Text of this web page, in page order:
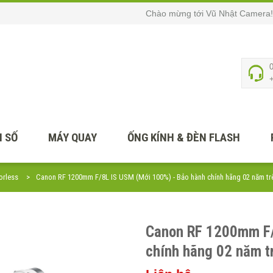
Chào mừng tới Vũ Nhật Camera!
SỐ MÁY QUAY ỐNG KÍNH & ĐÈN FLASH
Canon RF 1200mm F/8L IS USM (Mới 100%) - Bảo hành chính hãng 02 năm
Canon RF 1200mm
chính hãng 02 năm